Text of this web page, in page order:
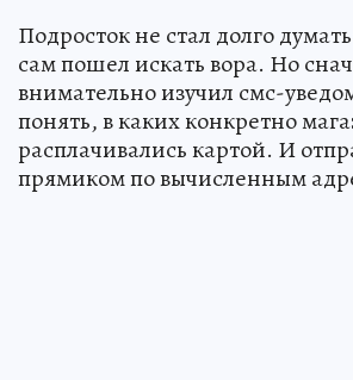
Подросток не стал долго
сам пошел искать вора. Но
внимательно изучил смс-
понять, в каких конкретно
расплачивались картой. И
прямиком по вычисленным